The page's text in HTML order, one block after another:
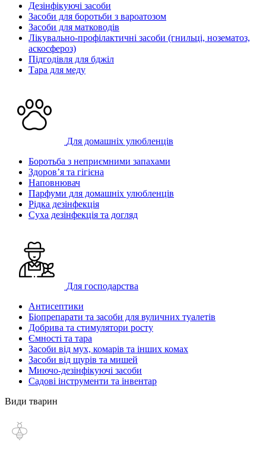
Дезінфікуючі засоби
Засоби для боротьби з вароатозом
Засоби для матководів
Лікувально-профілактичні засоби (гнильці, нозематоз,
аскосфероз)
Підгодівля для бджіл
Тара для меду
Для домашніх улюбленців
Боротьба з неприємними запахами
Здоров’я та гігієна
Наповнювач
Парфуми для домашніх улюбленців
Рідка дезінфекція
Суха дезінфекція та догляд
Для господарства
Антисептики
Біопрепарати та засоби для вуличних туалетів
Добрива та стимулятори росту
Ємності та тара
Засоби від мух, комарів та інших комах
Засоби від щурів та мишей
Миючо-дезінфікуючі засоби
Садові інструменти та інвентар
Види тварин